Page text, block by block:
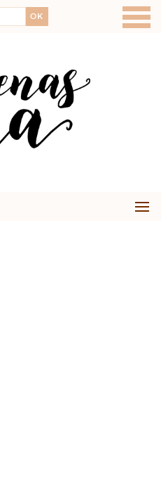
OK